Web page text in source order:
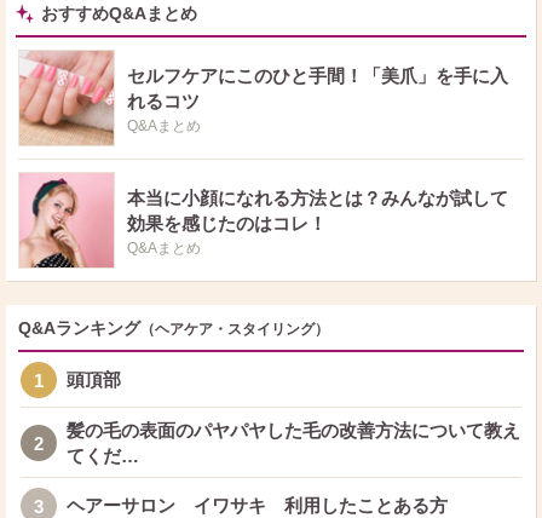
おすすめQ&Aまとめ
セルフケアにこのひと手間！「美爪」を手に入
れるコツ
Q&Aまとめ
本当に小顔になれる方法とは？みんなが試して
効果を感じたのはコレ！
Q&Aまとめ
Q&Aランキング （ヘアケア・スタイリング）
1 頭頂部
2
髪の毛の表面のパヤパヤした毛の改善方法について教え
てくだ…
3 ヘアーサロン イワサキ 利用したことある方